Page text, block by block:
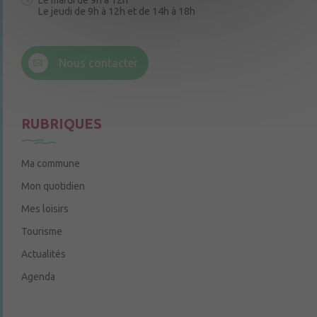
Le jeudi de 9h à 12h et de 14h à 18h
Nous contacter
RUBRIQUES
Ma commune
Mon quotidien
Mes loisirs
Tourisme
Actualités
Agenda